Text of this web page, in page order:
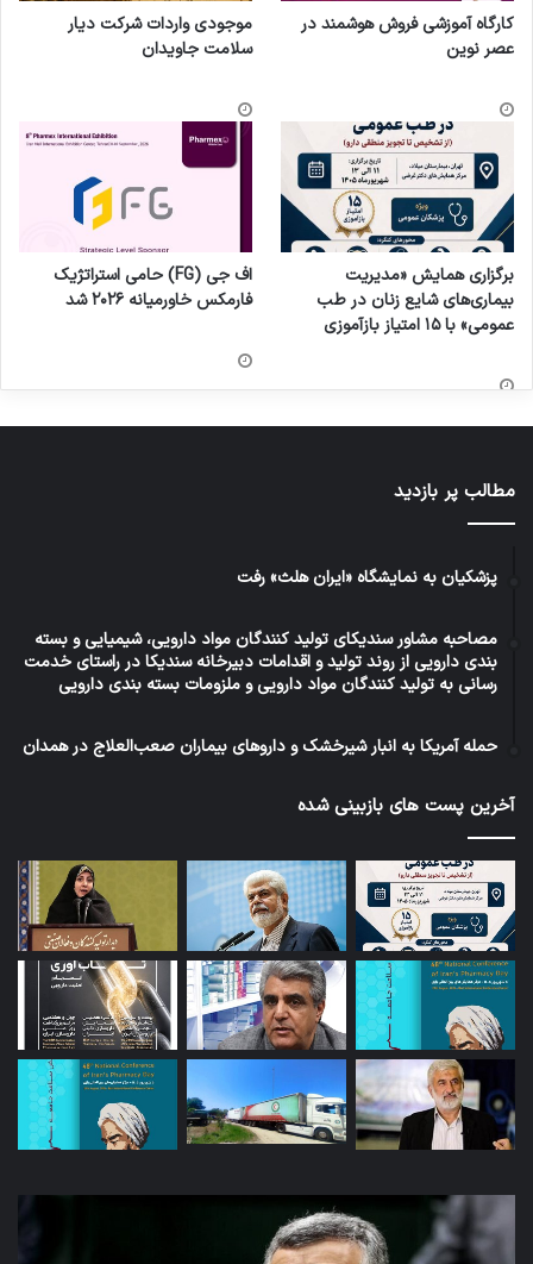
کارگاه آموزشی فروش هوشمند در
عصر نوین
موجودی واردات شرکت دیار
سلامت جاویدان
برگزاری همایش «مدیریت
بیماری‌های شایع زنان در طب
عمومی» با ۱۵ امتیاز بازآموزی
اف جی (FG) حامی استراتژیک
فارمکس خاورمیانه ۲۰۲۶ شد
مطالب پر بازدید
پزشکیان به نمایشگاه «ایران هلث» رفت
مصاحبه مشاور سندیکای تولید کنندگان مواد دارویی، شیمیایی و بسته
بندی دارویی از روند تولید و اقدامات دبیرخانه سندیکا در راستای خدمت
رسانی به تولید کنندگان مواد دارویی و ملزومات بسته بندی دارویی
حمله آمریکا به انبار شیرخشک و داروهای بیماران صعب‌العلاج در همدان
آخرین پست های بازبینی شده
دکتر
جهانپور